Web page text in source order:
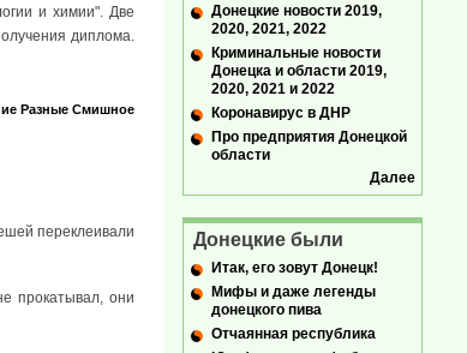
и химии". Две
диплома.
Разные Смишное
переклеивали
прокатывал, они
Донецкие новости 2019,
2020, 2021, 2022
Криминальные новости
Донецка и области 2019,
2020, 2021 и 2022
Коронавирус в ДНР
Про предприятия Донецкой
области
Далее
Донецкие были
Итак, его зовут Донецк!
Мифы и даже легенды
донецкого пива
Отчаянная республика